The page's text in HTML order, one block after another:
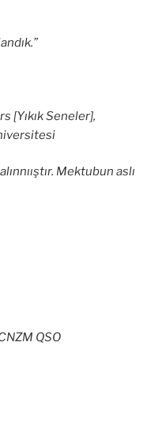
[Yıkık Seneler],
Mektubun aslı
QSO